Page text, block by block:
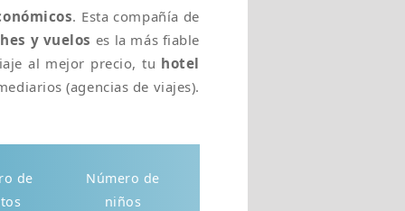
. Esta compañía de
y vuelos es la más fiable
al mejor precio, tu hotel
(agencias de viajes).
de
Número de
niños